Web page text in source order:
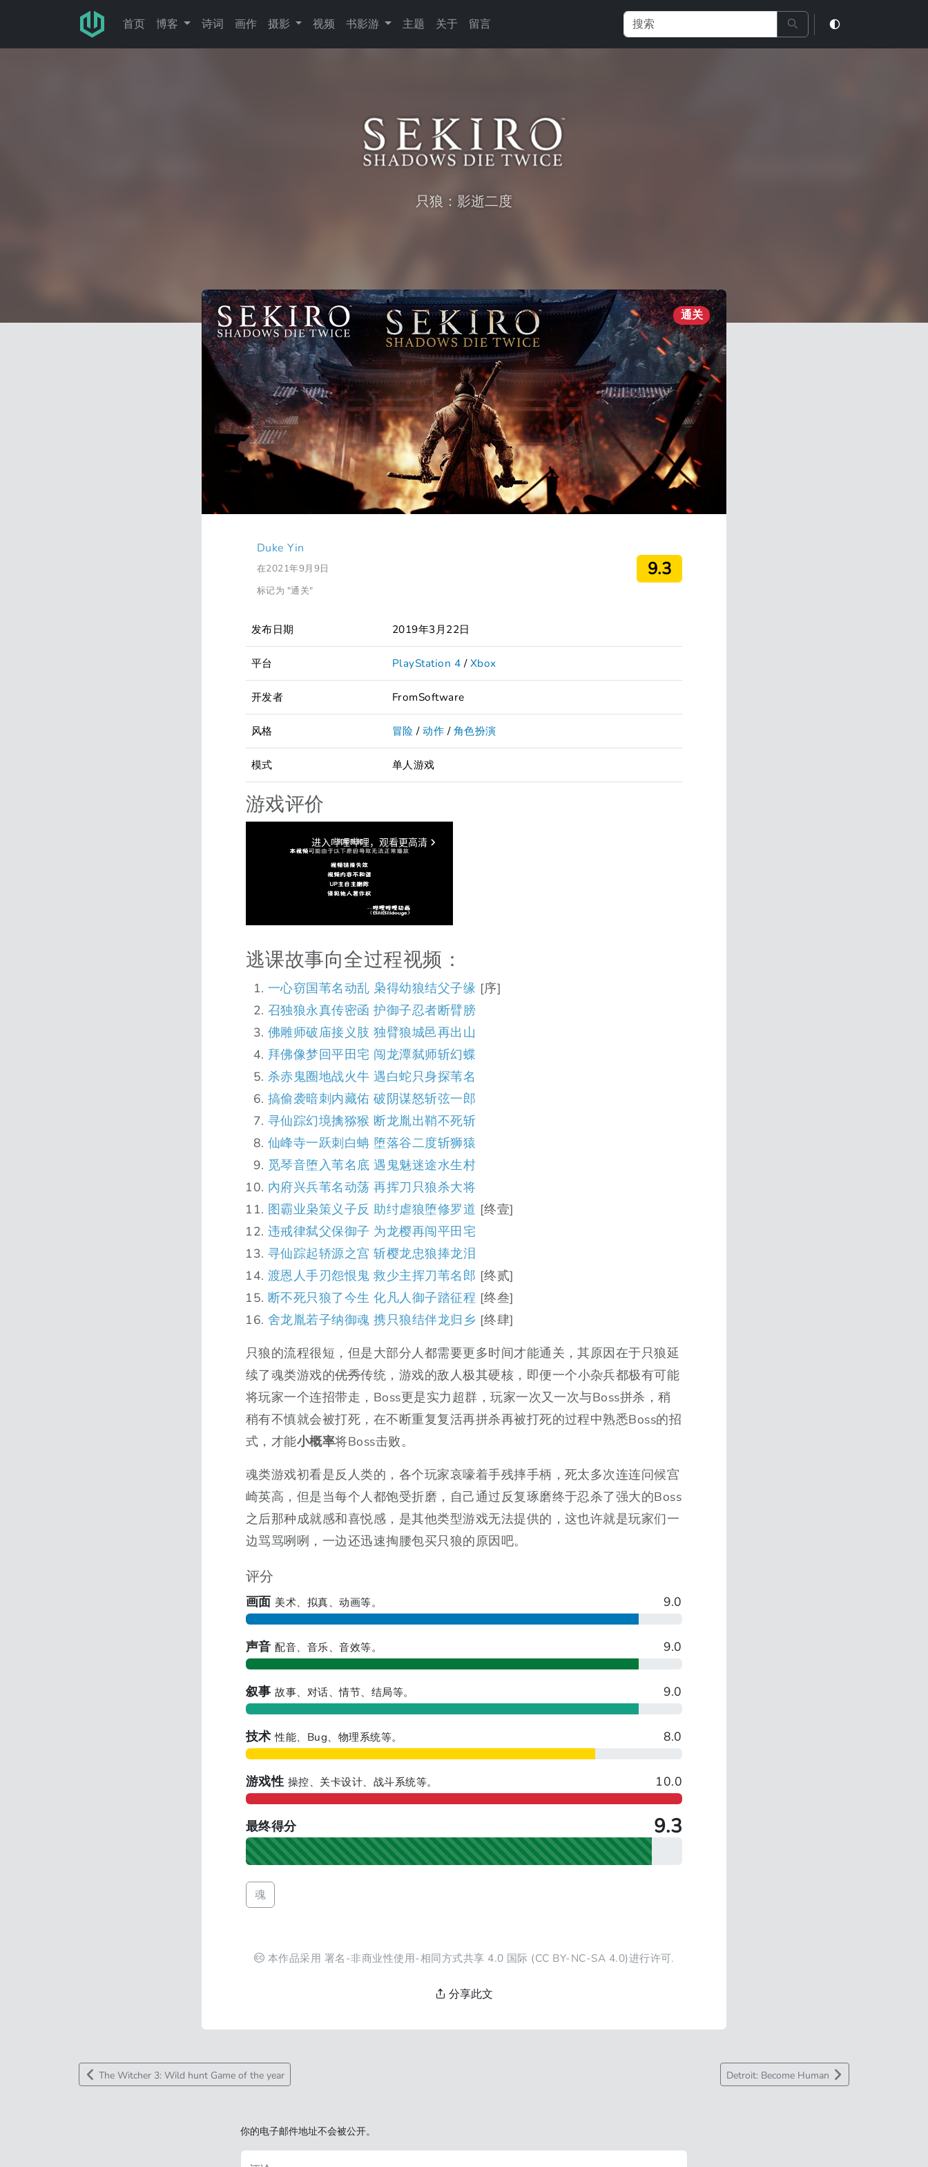
首页
博客 诗词 画作 摄影 视频 书影游 主题 关于 留言
只狼：影逝二度
通关
Duke Yin
在2021年9月9日
标记为 "通关"
9.3
发布日期 2019年3月22日
平台 PlayStation 4 /Xbox
开发者 FromSoftware
风格 冒险 /动作 /角色扮演
模式 单人游戏
游戏评价
逃课故事向全过程视频：
一心窃国苇名动乱 枭得幼狼结父子缘 [序]
召独狼永真传密函 护御子忍者断臂膀
佛雕师破庙接义肢 独臂狼城邑再出山
拜佛像梦回平田宅 闯龙潭弑师斩幻蝶
杀赤鬼圈地战火牛 遇白蛇只身探苇名
搞偷袭暗刺内藏佑 破阴谋怒斩弦一郎
寻仙踪幻境擒猕猴 断龙胤出鞘不死斩
仙峰寺一跃刺白蚺 堕落谷二度斩狮猿
觅琴音堕入苇名底 遇鬼魅迷途水生村
內府兴兵苇名动荡 再挥刀只狼杀大将
图霸业枭策义子反 助纣虐狼堕修罗道 [终壹]
违戒律弑父保御子 为龙樱再闯平田宅
寻仙踪起轿源之宫 斩樱龙忠狼捧龙泪
渡恩人手刃怨恨鬼 救少主挥刀苇名郎 [终贰]
断不死只狼了今生 化凡人御子踏征程 [终叁]
舍龙胤若子纳御魂 携只狼结伴龙归乡 [终肆]
只狼的流程很短，但是大部分人都需要更多时间才能通关，其原因在于只狼延
续了魂类游戏的优秀传统，游戏的敌人极其硬核，即便一个小杂兵都极有可能
将玩家一个连招带走，Boss更是实力超群，玩家一次又一次与Boss拼杀，稍
稍有不慎就会被打死，在不断重复复活再拼杀再被打死的过程中熟悉Boss的招
式，才能小概率将Boss击败。
魂类游戏初看是反人类的，各个玩家哀嚎着手残摔手柄，死太多次连连问候宫
崎英高，但是当每个人都饱受折磨，自己通过反复琢磨终于忍杀了强大的Boss
之后那种成就感和喜悦感，是其他类型游戏无法提供的，这也许就是玩家们一
边骂骂咧咧，一边还迅速掏腰包买只狼的原因吧。
评分
画面 美术、拟真、动画等。 9.0
声音 配音、音乐、音效等。 9.0
叙事 故事、对话、情节、结局等。 9.0
技术 性能、Bug、物理系统等。 8.0
游戏性 操控、关卡设计、战斗系统等。 10.0
最终得分 9.3
魂
本作品采用 署名-非商业性使用-相同方式共享 4.0 国际 (CC BY-NC-SA 4.0)进行许可.
分享此文
The Witcher 3: Wild hunt Game of the year Detroit: Become Human
你的电子邮件地址不会被公开。